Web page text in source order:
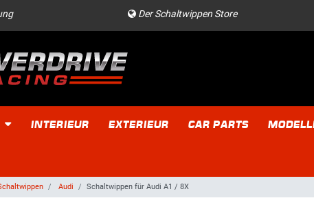
Der Schaltwippen Store
INTERIEUR EXTERIEUR CAR PARTS
Audi Schaltwippen für Audi A1 / 8X